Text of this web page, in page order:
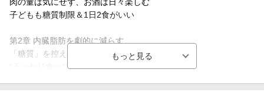
☆身長は年をとっても縮んでいません
☆視力もよく『広辞苑』の小さな文字も裸眼で読めます
☆聴力の低下もありません
☆毎日7時間睡眠で夜中に尿意で目覚めることもありません
子どもも糖質制限＆1日2食がいい
第2章 内臓脂肪を劇的に減らす
「糖質」を控えるだけ
“うっかり食べ”に要注意！